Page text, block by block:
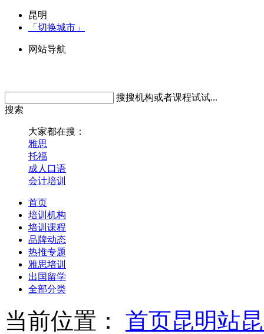
昆明
「切换城市」
网站导航
搜搜机构或者课程试试...
搜索
大家都在搜：
雅思
托福
成人口语
会计培训
首页
培训机构
培训课程
品牌动态
热推专题
雅思培训
出国留学
全部分类
当前位置： 首页昆明站